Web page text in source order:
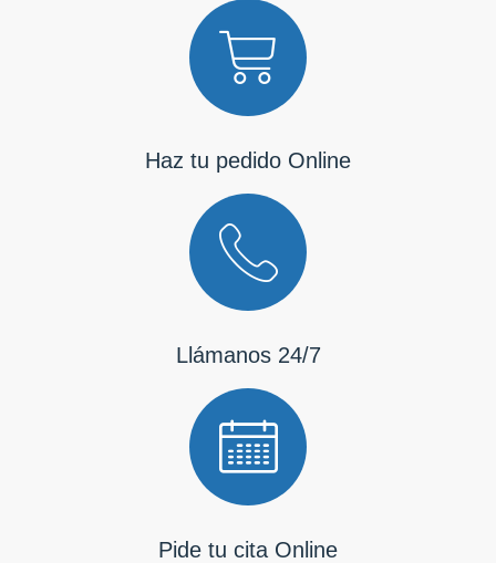
Haz tu pedido Online
Llámanos 24/7
Pide tu cita Online